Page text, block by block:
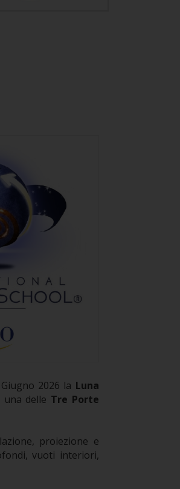
2026 la Luna
una delle Tre Porte
proiezione e
vuoti interiori,